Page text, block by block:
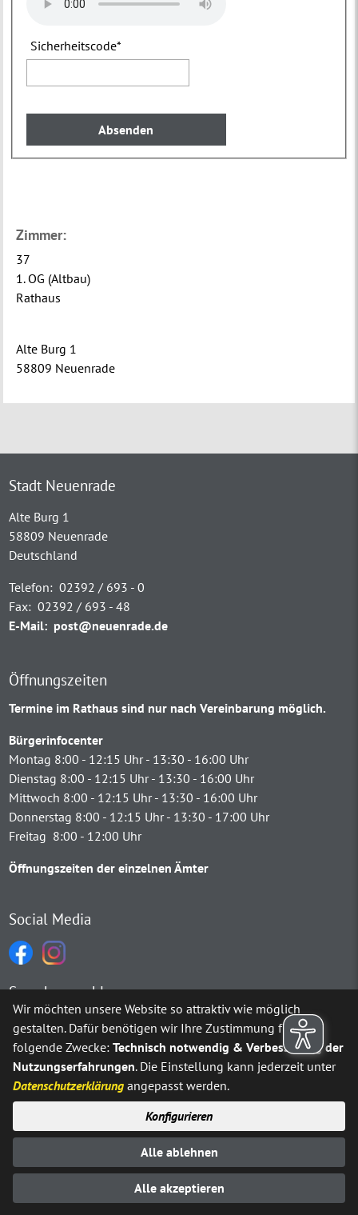
Sicherheitscode*
Zimmer:
37
1. OG (Altbau)
Rathaus
Alte Burg 1
58809 Neuenrade
Stadt Neuenrade
Alte Burg 1
58809 Neuenrade
Deutschland
Telefon: 02392 / 693 - 0
Fax: 02392 / 693 - 48
E-Mail: post@neuenrade.de
Öffnungszeiten
Termine im Rathaus sind nur nach Vereinbarung möglich.
Bürgerinfocenter
Montag 8:00 - 12:15 Uhr - 13:30 - 16:00 Uhr
Dienstag 8:00 - 12:15 Uhr - 13:30 - 16:00 Uhr
Mittwoch 8:00 - 12:15 Uhr - 13:30 - 16:00 Uhr
Donnerstag 8:00 - 12:15 Uhr - 13:30 - 17:00 Uhr
Freitag 8:00 - 12:00 Uhr
Öffnungszeiten der einzelnen Ämter
Social Media
Sprachauswahl
Möchten Sie vonGoogle Translate bereitgestellte externe
Ja Immer
© Stadt Neuenrade 2025
Impressum Datenschutz
Erklärung zur Barrierefreiheit Kontakt
Wir möchten unsere Website so attraktiv wie möglich
gestalten. Dafür benötigen wir Ihre Zustimmung für
folgende Zwecke:Technisch notwendig & Verbesserung der
Nutzungserfahrungen. Die Einstellung kann jederzeit unter
Datenschutzerklärung angepasst werden.
Konfigurieren
Alle ablehnen
Alle akzeptieren